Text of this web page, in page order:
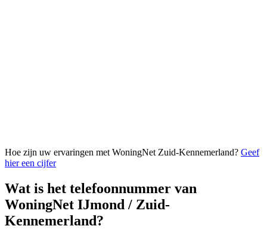
Hoe zijn uw ervaringen met WoningNet Zuid-Kennemerland? Geef
hier een cijfer
Wat is het telefoonnummer van
WoningNet IJmond / Zuid-
Kennemerland?